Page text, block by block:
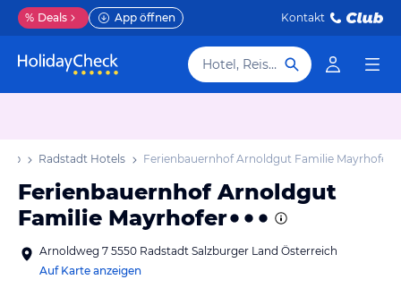
% Deals App öffnen Kontakt
Hotel, Reiseziel
Radstadt Hotels Ferienbauernhof Arnoldgut Familie Mayrhofer
Ferienbauernhof Arnoldgut
Familie Mayrhofer
Arnoldweg 7 5550 Radstadt Salzburger Land Österreich
Auf Karte anzeigen